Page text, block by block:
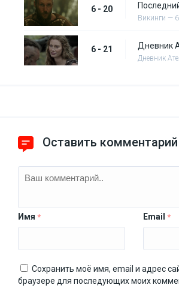
6 - 20
Викинги —
6 - 21 Дневник
Дневник
Оставить комментарий
Имя * Email *
Сохранить моё имя, email и адрес
браузере для последующих моих